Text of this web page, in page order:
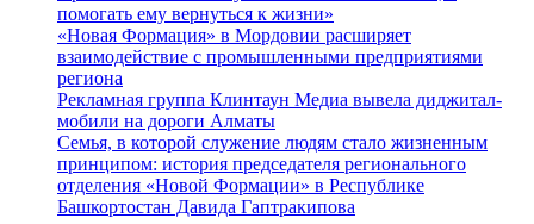
помогать ему вернуться к жизни»
«Новая Формация» в Мордовии расширяет
взаимодействие с промышленными предприятиями
региона
Рекламная группа Клинтаун Медиа вывела диджитал-
мобили на дороги Алматы
Семья, в которой служение людям стало жизненным
принципом: история председателя регионального
отделения «Новой Формации» в Республике
Башкортостан Давида Гаптракипова